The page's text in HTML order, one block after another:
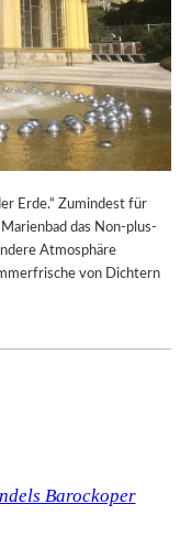
Erde.“ Zumindest für
das Non-plus-
Atmosphäre
von Dichtern
Barockoper